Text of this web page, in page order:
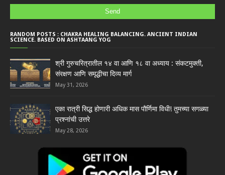
RANDOM POSTS : CHAKRA HEALING BALANCING. ANCIENT INDIAN
SCIENCE. BASED ON ASHTAANG YOG
श्री गुरुचरित्रातील १४ वा आणि १८ वा अध्याय : संकटमुक्ती,
संरक्षण आणि समृद्धीचा दिव्य मार्ग
May 31, 2026
एका रात्री सिद्ध होणारी अधिक मास पौर्णिमा विधी! तुमच्या सगळ्या
प्रश्नांची उत्तरे
May 28, 2026